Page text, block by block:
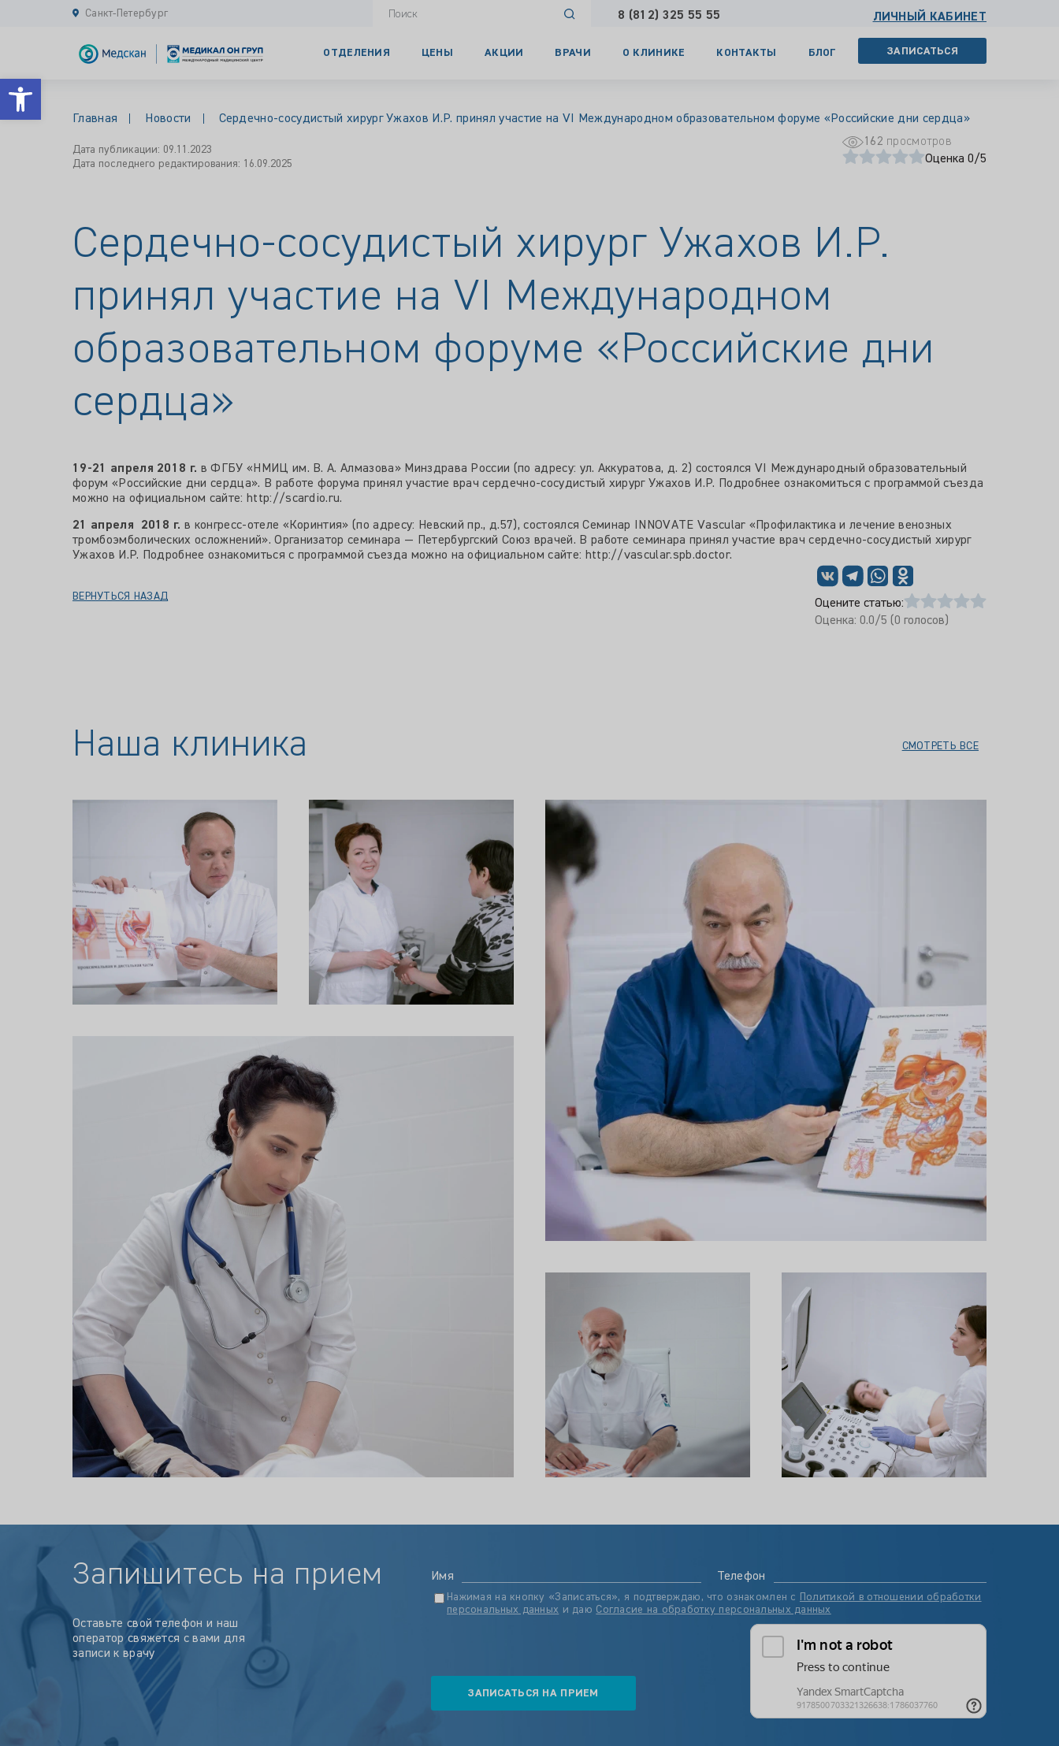
Открыть панель инструментов
Санкт-Петербург 8 (812) 325 55 55 ЛИЧНЫЙ КАБИНЕТ
ОТДЕЛЕНИЯ ЦЕНЫ АКЦИИ ВРАЧИ О КЛИНИКЕ КОНТАКТЫ БЛОГ ЗАПИСАТЬСЯ
Главная Новости Сердечно-сосудистый хирург Ужахов И.Р. принял участие на VI Международном образовательном форуме «Российские дни сердца»
Дата публикации: 09.11.2023
Дата последнего редактирования: 16.09.2025
162 просмотров
Оценка 0/5
Сердечно-сосудистый хирург Ужахов И.Р.
принял участие на VI Международном
образовательном форуме «Российские дни
сердца»
19-21 апреля 2018 г. в ФГБУ «НМИЦ им. В. А. Алмазова» Минздрава России (по адресу: ул. Аккуратова, д. 2) состоялся VI Международный образовательный
форум «Российские дни сердца». В работе форума принял участие врач сердечно-сосудистый хирург Ужахов И.Р. Подробнее ознакомиться с программой съезда
можно на официальном сайте: http://scardio.ru.
21 апреля 2018 г.в конгресс-отеле «Коринтия» (по адресу: Невский пр., д.57), состоялся Семинар INNOVATE Vascular «Профилактика и лечение венозных
тромбоэмболических осложнений». Организатор семинара — Петербургский Союз врачей. В работе семинара принял участие врач сердечно-сосудистый хирург
Ужахов И.Р. Подробнее ознакомиться с программой съезда можно на официальном сайте: http://vascular.spb.doctor.
ВЕРНУТЬСЯ НАЗАД
Оцените статью:
Оценка: 0.0/5 (0 голосов)
Наша клиника СМОТРЕТЬ ВСЕ
Запишитесь на прием
Оставьте свой телефон и наш
оператор свяжется с вами для
записи к врачу
Имя Телефон
Нажимая на кнопку «Записаться», я подтверждаю, что ознакомлен с
Политикой в отношении обработки
персональных данных и даю Согласие на обработку персональных данных